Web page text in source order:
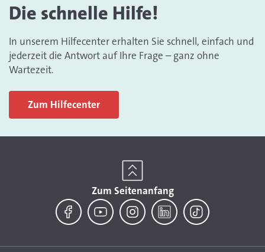
Die schnelle Hilfe!
In unserem Hilfecenter erhalten Sie schnell, einfach und
jederzeit die Antwort auf Ihre Frage – ganz ohne
Wartezeit.
Zum Hilfecenter
Zum Seitenanfang